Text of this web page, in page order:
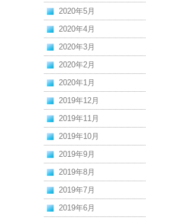
2020年5月
2020年4月
2020年3月
2020年2月
2020年1月
2019年12月
2019年11月
2019年10月
2019年9月
2019年8月
2019年7月
2019年6月